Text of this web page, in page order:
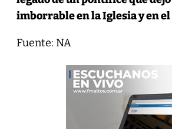
imborrable en la Iglesia y en
Fuente: NA